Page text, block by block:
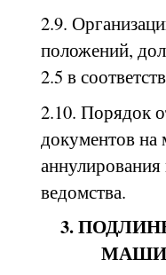
2.9.
положений,
2.5 в
2.10. Порядок
документов
ведомства.
3.